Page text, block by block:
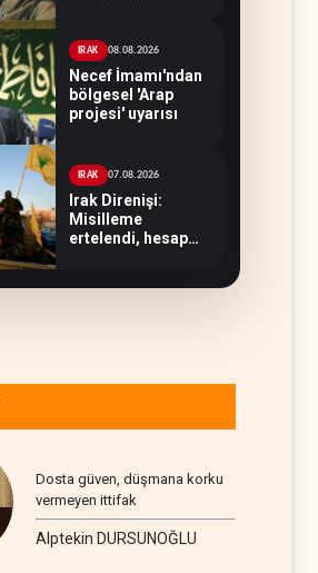
IRAK 08.08.2026
Necef İmamı'ndan
bölgesel 'Arap
projesi' uyarısı
IRAK 07.08.2026
Irak Direnişi:
Misilleme
ertelendi, hesap
Dosta güven, düşmana korku
vermeyen ittifak
Alptekin DURSUNOĞLU